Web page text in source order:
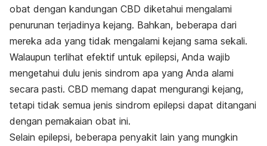
obat dengan kandungan CBD diketahui mengalami
penurunan terjadinya kejang. Bahkan, beberapa dari
mereka ada yang tidak mengalami kejang sama sekali.
Walaupun terlihat efektif untuk epilepsi, Anda wajib
mengetahui dulu jenis sindrom apa yang Anda alami
secara pasti. CBD memang dapat mengurangi kejang,
tetapi tidak semua jenis sindrom epilepsi dapat ditangani
dengan pemakaian obat ini.
Selain epilepsi, beberapa penyakit lain yang mungkin